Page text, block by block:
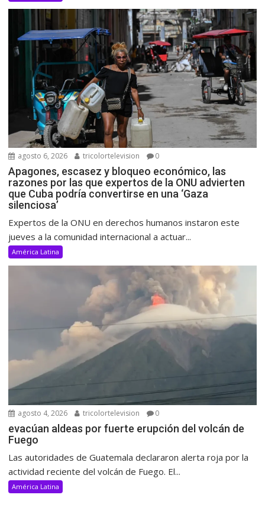
agosto 6, 2026 tricolortelevision 0
Apagones, escasez y bloqueo económico, las
razones por las que expertos de la ONU advierten
que Cuba podría convertirse en una ‘Gaza
silenciosa’
Expertos de la ONU en derechos humanos instaron este
jueves a la comunidad internacional a actuar...
América Latina
agosto 4, 2026 tricolortelevision 0
evacúan aldeas por fuerte erupción del volcán de
Fuego
Las autoridades de Guatemala declararon alerta roja por la
actividad reciente del volcán de Fuego. El...
América Latina